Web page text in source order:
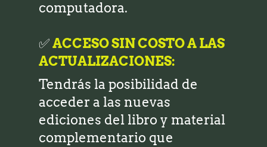
computadora.
✅ACCESO SIN COSTO A LAS
ACTUALIZACIONES:
Tendrás la posibilidad de
acceder a las nuevas
ediciones del libro y material
complementario que